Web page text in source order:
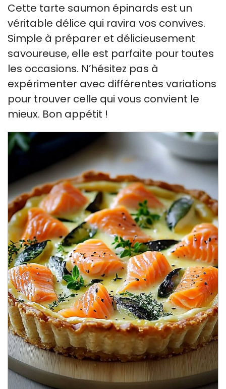
Cette tarte saumon épinards est un
véritable délice qui ravira vos convives.
Simple à préparer et délicieusement
savoureuse, elle est parfaite pour toutes
les occasions. N’hésitez pas à
expérimenter avec différentes variations
pour trouver celle qui vous convient le
mieux. Bon appétit !